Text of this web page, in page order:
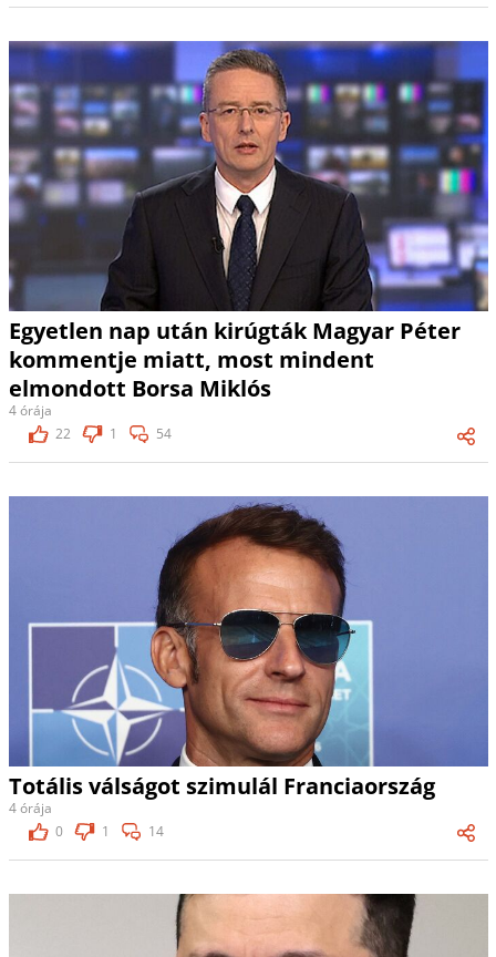
Egyetlen nap után kirúgták Magyar Péter
kommentje miatt, most mindent
elmondott Borsa Miklós
4 órája
22
1 54
Totális válságot szimulál Franciaország
4 órája
0
1 14